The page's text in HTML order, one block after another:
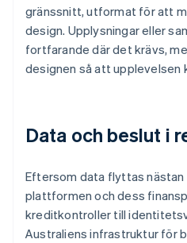
gränssnitt, utformat för att
design. Upplysningar eller
fortfarande där det krävs,
designen så att upplevelsen
Data och beslut i
Eftersom data flyttas nästan
plattformen och dess
kreditkontroller till
Australiens infrastruktur för